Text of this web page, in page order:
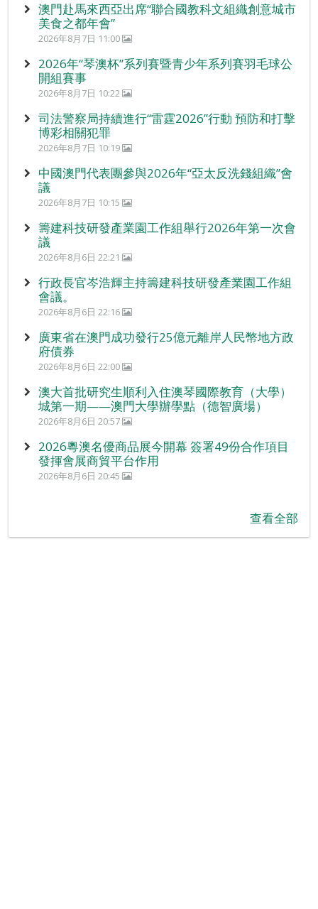
澳門赴馬來西亞出席“聯合國教科文組織創意城市
美食之都年會”
2026年8月7日 11:00
2026年“琴澳杯”系列賽暨青少年系列賽羽毛球公
開組賽事
2026年8月7日 10:22
司法警察局持續進行“雷霆2026”行動 預防和打擊
博彩相關犯罪
2026年8月7日 10:19
中國澳門代表團參與2026年“亞太反洗錢組織”會
議
2026年8月7日 10:15
籌建科技研發產業園工作組舉行2026年第一次會
議
2026年8月6日 22:21
行政長官岑浩輝主持籌建科技研發產業園工作組
會議。
2026年8月6日 22:16
廣東省在澳門成功發行25億元離岸人民幣地方政
府債券
2026年8月6日 22:00
澳大首批研究生順利入住澳琴國際教育（大學）
城第一期——澳門大學辦學點（德智廣場）
2026年8月6日 20:57
2026粵澳名優商品展今開幕 簽署49份合作項目
發揮會展商貿平台作用
2026年8月6日 20:45
查看全部